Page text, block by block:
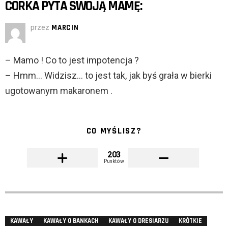
CÓRKA PYTA SWOJĄ MAMĘ:
przez MARCIN
– Mamo ! Co to jest impotencja ?
– Hmm… Widzisz… to jest tak, jak byś grała w bierki
ugotowanym makaronem .
CO MYŚLISZ?
203
Punktów
KAWAŁY KAWAŁY O BANKACH KAWAŁY O DRESIARZU KRÓTKIE